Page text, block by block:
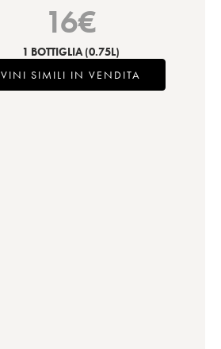
16€
1 BOTTIGLIA (0.75L)
VINI SIMILI IN VENDITA